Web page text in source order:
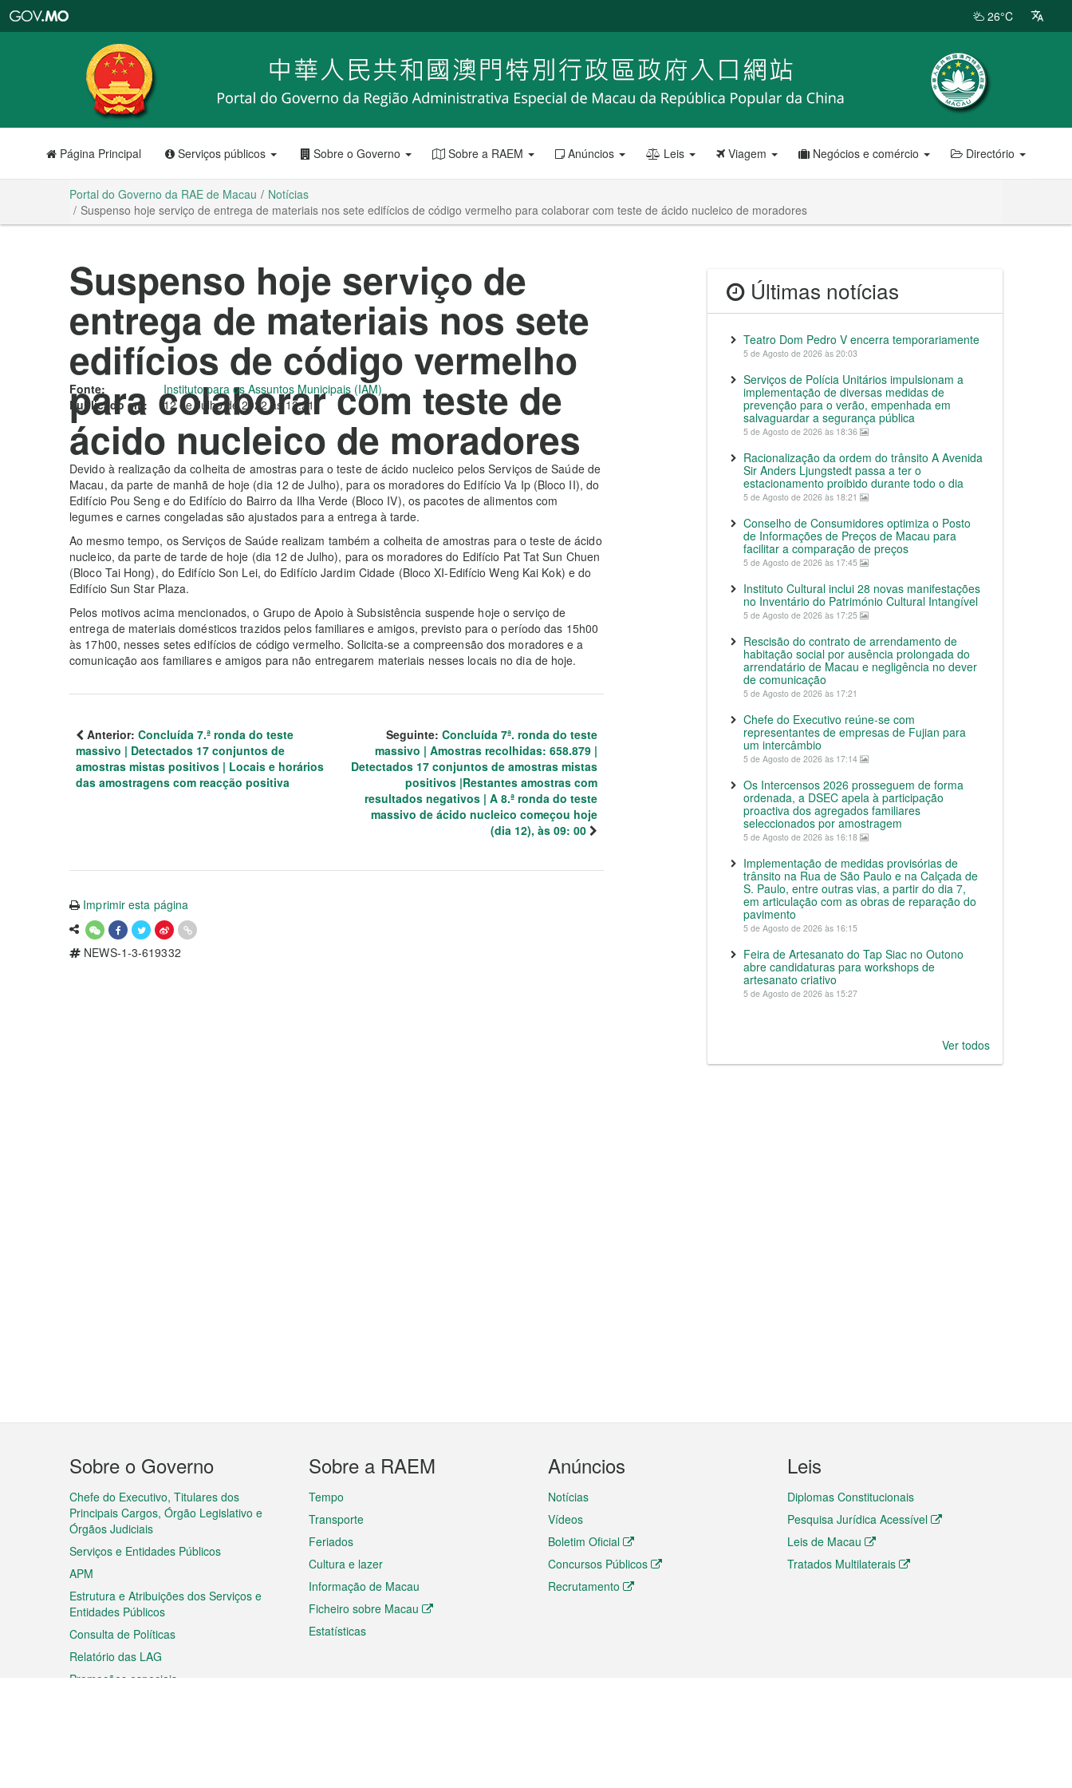
RAE
de
Macau
26°C
Página Principal Serviços públicos Sobre o Governo Sobre a RAEM Anúncios Leis Viagem Negócios e comércio Directório
Portal do Governo da RAE de Macau
Notícias
Suspenso hoje serviço de entrega de materiais nos sete edifícios de código vermelho para colaborar com teste de ácido nucleico de moradores
Suspenso hoje serviço de
entrega de materiais nos sete
edifícios de código vermelho
para colaborar com teste de
ácido nucleico de moradores
Fonte:
Instituto para os Assuntos Municipais (IAM)
Publicado em:
12 de Julho de 2022 às 12:21
Devido à realização da colheita de amostras para o teste de ácido nucleico pelos Serviços de Saúde de
Macau, da parte de manhã de hoje (dia 12 de Julho), para os moradores do Edifício Va Ip (Bloco II), do
Edifício Pou Seng e do Edifício do Bairro da Ilha Verde (Bloco IV), os pacotes de alimentos com
legumes e carnes congeladas são ajustados para a entrega à tarde.
Ao mesmo tempo, os Serviços de Saúde realizam também a colheita de amostras para o teste de ácido
nucleico, da parte de tarde de hoje (dia 12 de Julho), para os moradores do Edifício Pat Tat Sun Chuen
(Bloco Tai Hong), do Edifício Son Lei, do Edifício Jardim Cidade (Bloco XI-Edifício Weng Kai Kok) e do
Edifício Sun Star Plaza.
Pelos motivos acima mencionados, o Grupo de Apoio à Subsistência suspende hoje o serviço de
entrega de materiais domésticos trazidos pelos familiares e amigos, previsto para o período das 15h00
às 17h00, nesses setes edifícios de código vermelho. Solicita-se a compreensão dos moradores e a
comunicação aos familiares e amigos para não entregarem materiais nesses locais no dia de hoje.
Anterior: Concluída 7.ª ronda do teste
massivo | Detectados 17 conjuntos de
amostras mistas positivos | Locais e horários
das amostragens com reacção positiva
Seguinte: Concluída 7ª. ronda do teste
massivo | Amostras recolhidas: 658.879 |
Detectados 17 conjuntos de amostras mistas
positivos |Restantes amostras com
resultados negativos | A 8.ª ronda do teste
massivo de ácido nucleico começou hoje
(dia 12), às 09: 00
Imprimir esta página
NEWS-1-3-619332
Últimas notícias
Teatro Dom Pedro V encerra temporariamente
5 de Agosto de 2026 às 20:03
Serviços de Polícia Unitários impulsionam a
implementação de diversas medidas de
prevenção para o verão, empenhada em
salvaguardar a segurança pública
5 de Agosto de 2026 às 18:36
Racionalização da ordem do trânsito A Avenida
Sir Anders Ljungstedt passa a ter o
estacionamento proibido durante todo o dia
5 de Agosto de 2026 às 18:21
Conselho de Consumidores optimiza o Posto
de Informações de Preços de Macau para
facilitar a comparação de preços
5 de Agosto de 2026 às 17:45
Instituto Cultural inclui 28 novas manifestações
no Inventário do Património Cultural Intangível
5 de Agosto de 2026 às 17:25
Rescisão do contrato de arrendamento de
habitação social por ausência prolongada do
arrendatário de Macau e negligência no dever
de comunicação
5 de Agosto de 2026 às 17:21
Chefe do Executivo reúne-se com
representantes de empresas de Fujian para
um intercâmbio
5 de Agosto de 2026 às 17:14
Os Intercensos 2026 prosseguem de forma
ordenada, a DSEC apela à participação
proactiva dos agregados familiares
seleccionados por amostragem
5 de Agosto de 2026 às 16:18
Implementação de medidas provisórias de
trânsito na Rua de São Paulo e na Calçada de
S. Paulo, entre outras vias, a partir do dia 7,
em articulação com as obras de reparação do
pavimento
5 de Agosto de 2026 às 16:15
Feira de Artesanato do Tap Siac no Outono
abre candidaturas para workshops de
artesanato criativo
5 de Agosto de 2026 às 15:27
Ver todos
Menu
do
rodapé
Sobre o Governo
Chefe do Executivo, Titulares dos
Principais Cargos, Órgão Legislativo e
Órgãos Judiciais
Serviços e Entidades Públicos
APM
Estrutura e Atribuições dos Serviços e
Entidades Públicos
Consulta de Políticas
Relatório das LAG
Promoções especiais
Sobre a RAEM
Tempo
Transporte
Feriados
Cultura e lazer
Informação de Macau
Ficheiro sobre Macau
Estatísticas
Anúncios
Notícias
Vídeos
Boletim Oficial
Concursos Públicos
Recrutamento
Leis
Diplomas Constitucionais
Pesquisa Jurídica Acessível
Leis de Macau
Tratados Multilaterais